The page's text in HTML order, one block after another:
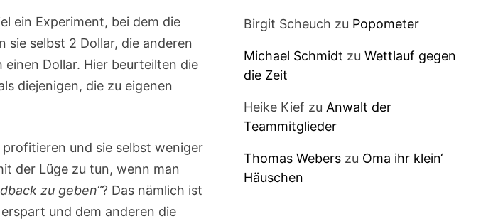
ein Experiment, bei dem die
sie selbst 2 Dollar, die anderen
Dollar. Hier beurteilten die
diejenigen, die zu eigenen
und sie selbst weniger
der Lüge zu tun, wenn man
zu geben“? Das nämlich ist
und dem anderen die
Birgit Scheuch zu Popometer
Michael Schmidt zu Wettlauf gegen
die Zeit
Heike Kief zu Anwalt der
Teammitglieder
Thomas Weberszu Oma ihr klein‘
Häuschen